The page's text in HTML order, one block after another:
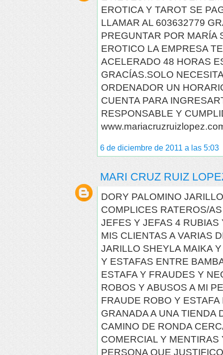
EROTICA Y TAROT SE
LLAMAR AL 603632779
PREGUNTAR POR MARÍA
EROTICO LA EMPRESA
ACELERADO 48 HORAS
GRACÍAS.SOLO
ORDENADOR UN
CUENTA PARA
RESPONSABLE Y
6 de diciembre de 2011 a las 5:03
MARI CRUZ RUIZ
DORY PALOMINO
COMPLICES RATEROS/
JEFES Y JEFAS 4
MIS CLIENTAS A VARIAS
JARILLO SHEYLA MAIKA
Y ESTAFAS ENTRE
ESTAFA Y FRAUDES Y
ROBOS Y ABUSOS A MI
FRAUDE ROBO Y
GRANADA A UNA TIENDA
CAMINO DE RONDA
COMERCIAL Y
PERSONA QUE